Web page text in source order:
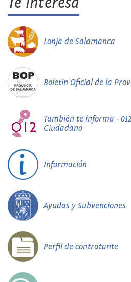
Lonja de Salamanca
Boletín Oficial de la
También te informa -
Ciudadano
Información
Ayudas y Subvenciones
Perfil de contratante